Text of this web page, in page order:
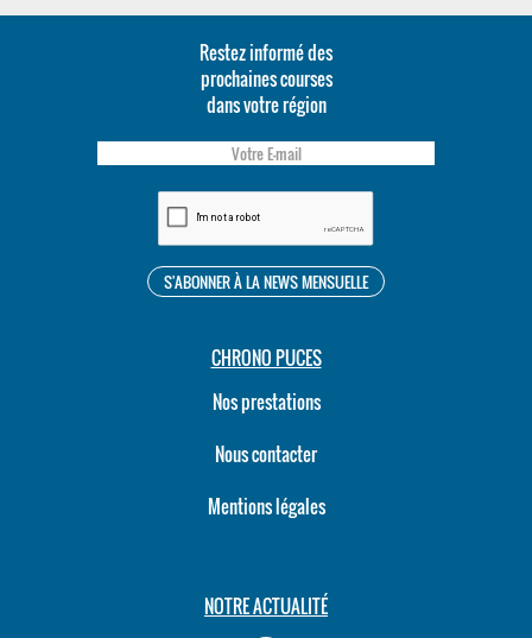
Restez informé des
prochaines courses
dans votre région
CHRONO PUCES
Nos prestations
Nous contacter
Mentions légales
NOTRE ACTUALITÉ